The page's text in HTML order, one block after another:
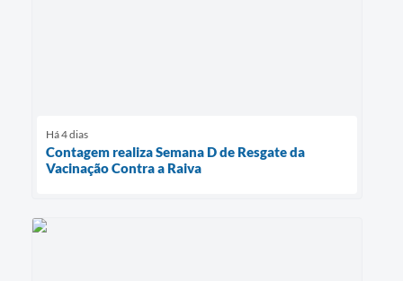
Há 4 dias
Contagem realiza Semana D de Resgate da
Vacinação Contra a Raiva